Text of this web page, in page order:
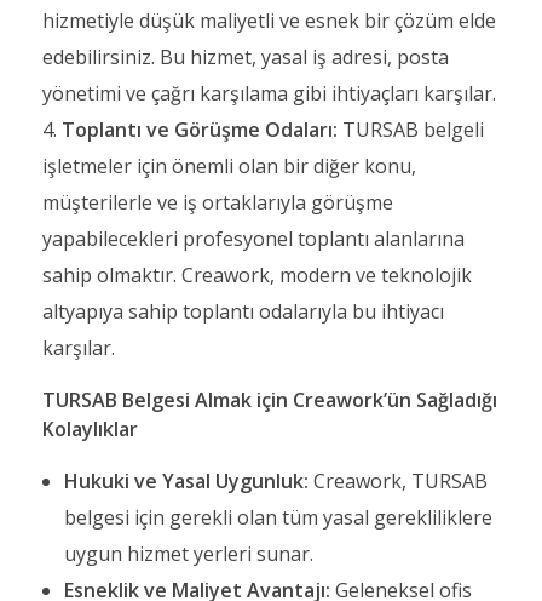
hizmetiyle düşük maliyetli ve esnek bir çözüm elde
edebilirsiniz. Bu hizmet, yasal iş adresi, posta
yönetimi ve çağrı karşılama gibi ihtiyaçları karşılar.
Toplantı ve Görüşme Odaları: TURSAB belgeli
işletmeler için önemli olan bir diğer konu,
müşterilerle ve iş ortaklarıyla görüşme
yapabilecekleri profesyonel toplantı alanlarına
sahip olmaktır. Creawork, modern ve teknolojik
altyapıya sahip toplantı odalarıyla bu ihtiyacı
karşılar.
TURSAB Belgesi Almak için Creawork’ün Sağladığı
Kolaylıklar
Hukuki ve Yasal Uygunluk: Creawork, TURSAB
belgesi için gerekli olan tüm yasal gerekliliklere
uygun hizmet yerleri sunar.
Esneklik ve Maliyet Avantajı: Geleneksel ofis